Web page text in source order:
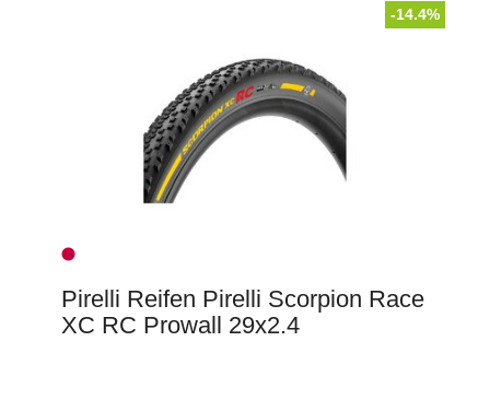
-14.4%
Pirelli Reifen Pirelli Scorpion Race
XC RC Prowall 29x2.4